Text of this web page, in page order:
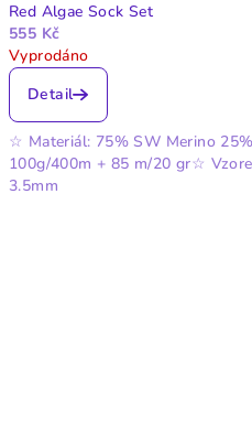
Red Algae Sock Set
555 Kč
Vyprodáno
Detail
☆ Materiál: 75% SW Merino
100g/400m + 85 m/20 gr☆
3.5mm